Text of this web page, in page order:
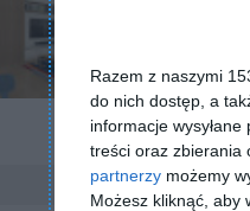
Razem z naszymi
do nich dostęp, a
informacje
treści oraz zbierania
partnerzy możemy
Możesz kliknąć, aby